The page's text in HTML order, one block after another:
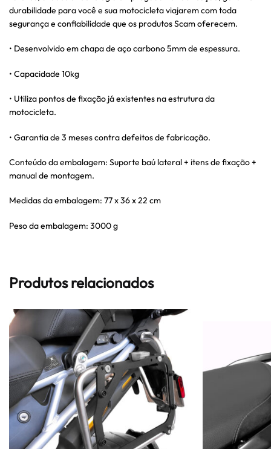
durabilidade para você e sua motocicleta viajarem com toda
segurança e confiabilidade que os produtos Scam oferecem.
• Desenvolvido em chapa de aço carbono 5mm de espessura.
• Capacidade 10kg
• Utiliza pontos de fixação já existentes na estrutura da
motocicleta.
• Garantia de 3 meses contra defeitos de fabricação.
Conteúdo da embalagem: Suporte baú lateral + itens de fixação +
manual de montagem.
Medidas da embalagem: 77 x 36 x 22 cm
Peso da embalagem: 3000 g
Produtos relacionados